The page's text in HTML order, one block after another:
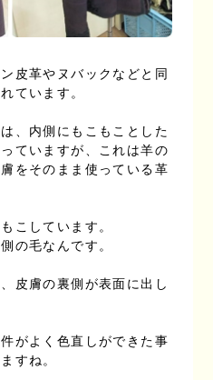
皮革やヌバックなどと同
ています。
、内側にもこもことした
ていますが、これは羊の
をそのまま使っている革
こしています。
の毛なんです。
皮膚の裏側が表面に出し
がよく色直しができた事
すね。